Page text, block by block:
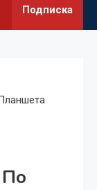
Подписка